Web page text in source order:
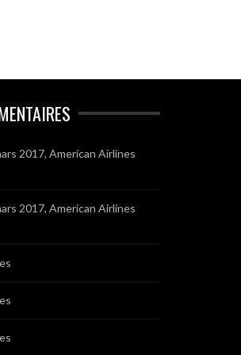
2017, American Airlines
2017, American Airlines